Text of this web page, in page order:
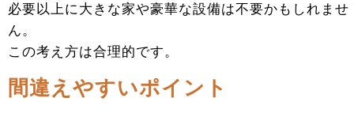
必要以上に大きな家や豪華な設備は不要かもしれませ
ん。
この考え方は合理的です。
間違えやすいポイント